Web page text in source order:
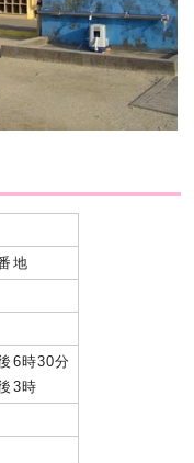
地
6時30分
3時